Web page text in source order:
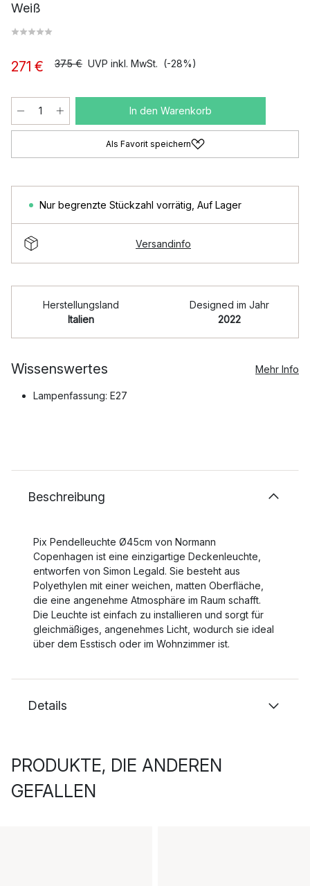
Weiß
271 € 375 € UVP inkl. MwSt. (-28%)
In den Warenkorb
Als Favorit speichern
Nur begrenzte Stückzahl vorrätig Auf Lager
Versandinfo
Herstellungsland
Italien
Designed im Jahr
2022
Wissenswertes Mehr Info
Lampenfassung: E27
Beschreibung
Pix Pendelleuchte Ø45cm von Normann
Copenhagen ist eine einzigartige Deckenleuchte,
entworfen von Simon Legald. Sie besteht aus
Polyethylen mit einer weichen, matten Oberfläche,
die eine angenehme Atmosphäre im Raum schafft.
Die Leuchte ist einfach zu installieren und sorgt für
gleichmäßiges, angenehmes Licht, wodurch sie ideal
über dem Esstisch oder im Wohnzimmer ist.
Details
PRODUKTE, DIE ANDEREN
GEFALLEN